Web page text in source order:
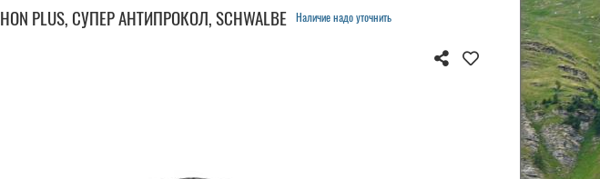
PLUS, СУПЕР АНТИПРОКОЛ, SCHWALBE Наличие надо уточнить